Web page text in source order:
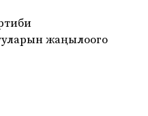
жаңылоого